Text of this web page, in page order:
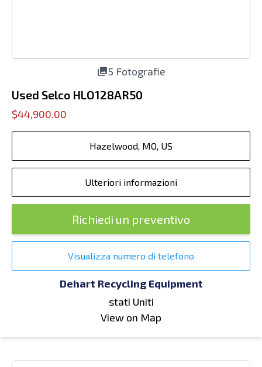
5 Fotografie
Used Selco HLO128AR50
$44,900.00
Hazelwood, MO, US
Ulteriori informazioni
Richiedi un preventivo
Visualizza numero di telefono
Dehart Recycling Equipment
stati Uniti
View on Map